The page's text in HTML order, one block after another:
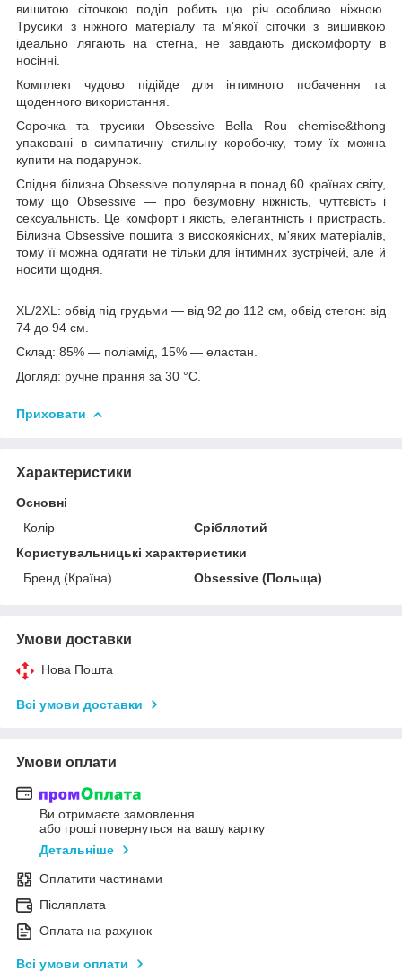
вишитою сіточкою поділ робить цю річ особливо ніжною.
Трусики з ніжного матеріалу та м'якої сіточки з вишивкою
ідеально лягають на стегна, не завдають дискомфорту в
носінні.
Комплект чудово підійде для інтимного побачення та
щоденного використання.
Сорочка та трусики Obsessive Bella Rou chemise&thong
упаковані в симпатичну стильну коробочку, тому їх можна
купити на подарунок.
Спідня білизна Obsessive популярна в понад 60 країнах світу,
тому що Obsessive — про безумовну ніжність, чуттєвість і
сексуальність. Це комфорт і якість, елегантність і пристрасть.
Білизна Obsessive пошита з високоякісних, м'яких матеріалів,
тому її можна одягати не тільки для інтимних зустрічей, але й
носити щодня.
XL/2XL: обвід під грудьми — від 92 до 112 см, обвід стегон: від
74 до 94 см.
Склад: 85% — поліамід, 15% — еластан.
Догляд: ручне прання за 30 °C.
Приховати
Характеристики
Основні
Колір
Сріблястий
Користувальницькі характеристики
Бренд (Країна)
Obsessive (Польща)
Умови доставки
Нова Пошта
Всі умови доставки
Умови оплати
Ви отримаєте замовлення
або гроші повернуться на вашу картку
Детальніше
Оплатити частинами
Післяплата
Оплата на рахунок
Всі умови оплати